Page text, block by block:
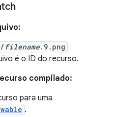
filename.9.png
é o ID do recurso.
compilado:
para uma
.